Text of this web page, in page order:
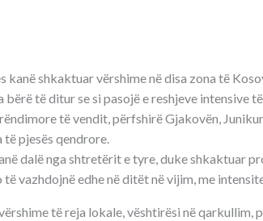
kanë shkaktuar vërshime në disa zona të
të ditur se si pasojë e reshjeve intensive
të vendit, përfshirë Gjakovën,
të pjesës qendrore.
dalë nga shtretërit e tyre, duke shkaktuar
vazhdojnë edhe në ditët në vijim, me
të reja lokale, vështirësi në qarkullim,